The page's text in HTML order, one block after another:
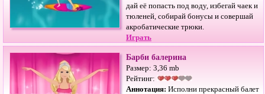
дай её попасть под воду, избегай чаек и
тюленей, собирай бонусы и совершай
акробатические трюки.
Играть
Барби балерина
Размер: 3,36 mb
Рейтинг:
Аннотация: Исполни прекрасный балет